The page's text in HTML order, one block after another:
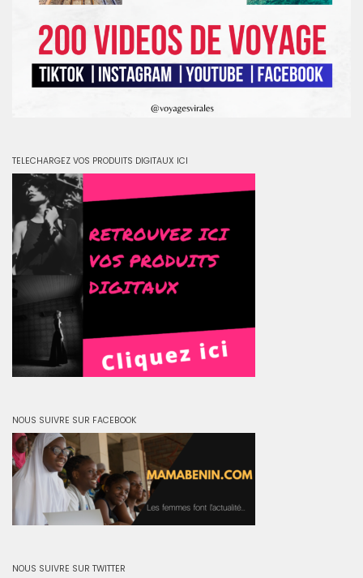
TELECHARGEZ VOS PRODUITS DIGITAUX ICI
NOUS SUIVRE SUR FACEBOOK
NOUS SUIVRE SUR TWITTER